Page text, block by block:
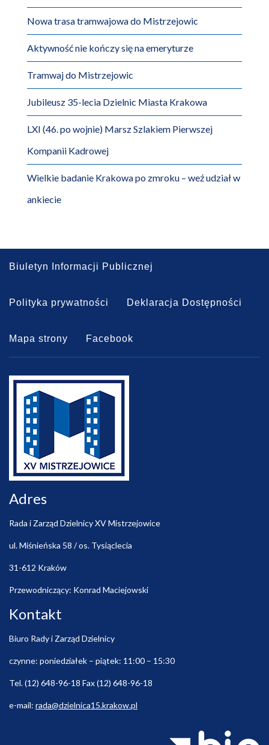
Nowa trasa tramwajowa do Mistrzejowic
Aktywność nie kończy się na emeryturze
Tramwaj do Mistrzejowic
Jubileusz 35-lecia Dzielnic Miasta Krakowa
LXI (46. po wojnie) Marsz Szlakiem Pierwszej
Kompanii Kadrowej
Wielkie badanie Krakowa po zmroku – weź udział w
ankiecie
Biuletyn Informacji Publicznej
Polityka prywatności Deklaracja Dostępności
Mapa strony Facebook
Adres
Rada i Zarząd Dzielnicy XV Mistrzejowice
ul. Miśnieńska 58 / os. Tysiąclecia
31-612 Kraków
Przewodniczący: Konrad Maciejowski
Kontakt
Biuro Rady i Zarząd Dzielnicy
czynne: poniedziałek – piątek: 11:00 – 15:30
Tel. (12) 648-96-18 Fax (12) 648-96-18
e-mail: rada@dzielnica15.krakow.pl